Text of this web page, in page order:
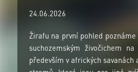
24.06.2026
Žirafu na první pohled
suchozemským živočichem
především v afrických